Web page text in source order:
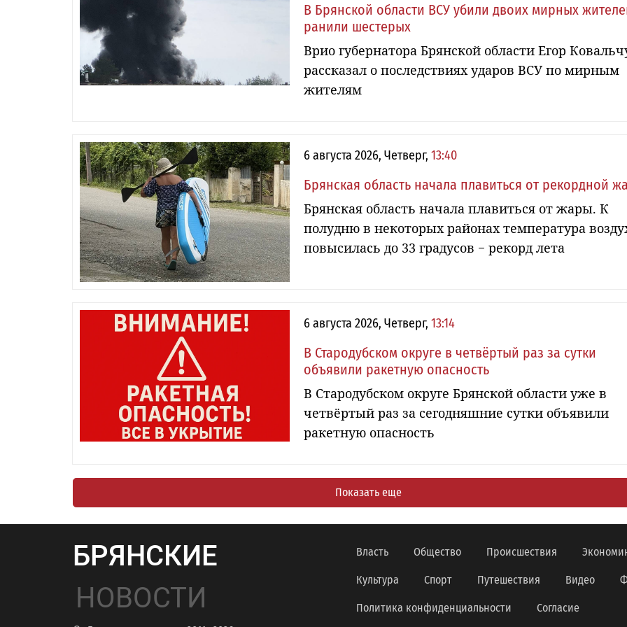
В Брянской области ВСУ убили двоих мирных
ранили шестерых
Врио губернатора Брянской области Егор
рассказал о последствиях ударов ВСУ по мирным
жителям
6 августа 2026, Четверг, 13:40
Брянская область начала плавиться от рекордной
Брянская область начала плавиться от жары. К
полудню в некоторых районах температура
повысилась до 33 градусов − рекорд лета
6 августа 2026, Четверг, 13:14
В Стародубском округе в четвёртый раз за сутки
объявили ракетную опасность
В Стародубском округе Брянской области уже в
четвёртый раз за сегодняшние сутки объявили
ракетную опасность
Показать еще
БРЯНСКИЕ
НОВОСТИ
Власть Общество Происшествия
Культура Спорт Путешествия Видео
Политика конфиденциальности Согласие